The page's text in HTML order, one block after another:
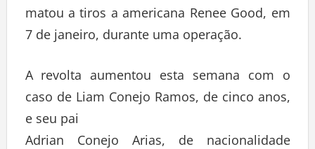
matou a tiros a americana Renee Good, em
7 de janeiro, durante uma operação.
A revolta aumentou esta semana com o
caso de Liam Conejo Ramos, de cinco anos,
e seu pai
Adrian Conejo Arias, de nacionalidade